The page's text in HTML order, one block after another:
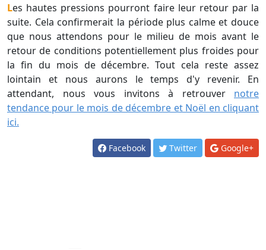
Les hautes pressions pourront faire leur retour par la
suite. Cela confirmerait la période plus calme et douce
que nous attendons pour le milieu de mois avant le
retour de conditions potentiellement plus froides pour
la fin du mois de décembre. Tout cela reste assez
lointain et nous aurons le temps d'y revenir. En
attendant, nous vous invitons à retrouver notre
tendance pour le mois de décembre et Noël en cliquant
ici.
Facebook Twitter Google+